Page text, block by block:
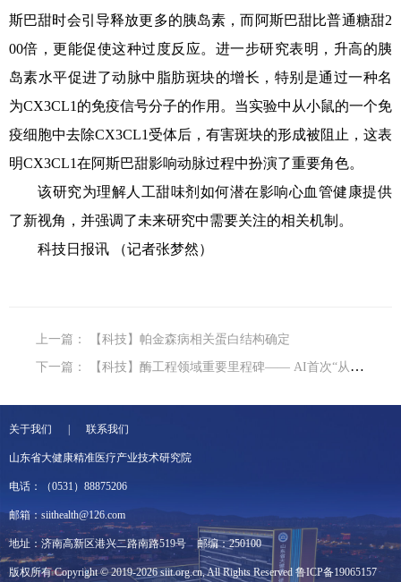
斯巴甜时会引导释放更多的胰岛素，而阿斯巴甜比普通糖甜2
00倍，更能促使这种过度反应。进一步研究表明，升高的胰
岛素水平促进了动脉中脂肪斑块的增长，特别是通过一种名
为CX3CL1的免疫信号分子的作用。当实验中从小鼠的一个免
疫细胞中去除CX3CL1受体后，有害斑块的形成被阻止，这表
明CX3CL1在阿斯巴甜影响动脉过程中扮演了重要角色。
该研究为理解人工甜味剂如何潜在影响心血管健康提供
了新视角，并强调了未来研究中需要关注的相关机制。
科技日报讯 （记者张梦然）
上一篇： 【科技】帕金森病相关蛋白结构确定
下一篇： 【科技】酶工程领域重要里程碑—— AI首次“从零开始”设计蛋白酶
关于我们 | 联系我们
山东省大健康精准医疗产业技术研究院
电话：（0531）88875206
邮箱：siithealth@126.com
地址：济南高新区港兴二路南路519号 邮编：250100
版权所有 Copyright © 2019-2026 siit.org.cn, All Rights Reserved 鲁ICP备19065157